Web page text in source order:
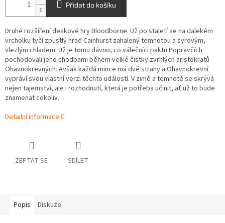
Přidat do košíku
Druhé rozšíření deskové hry Bloodborne. Už po staletí se na dalekém
vrcholku tyčí zpustlý hrad Cainhurst zahalený temnotou a syrovým,
vlezlým chladem. Už je tomu dávno, co válečníci paktu Popravčích
pochodovali jeho chodbami během velké čistky zvrhlých aristokratů
Ohavnokrevných. Avšak každá mince má dvě strany a Ohavnokrevní
vypráví svou vlastní verzi těchto událostí. V zimě a temnotě se skrývá
nejen tajemství, ale i rozhodnutí, která je potřeba učinit, ať už to bude
znamenat cokoliv.
Detailní informace
ZEPTAT SE SDÍLET
Popis Diskuze